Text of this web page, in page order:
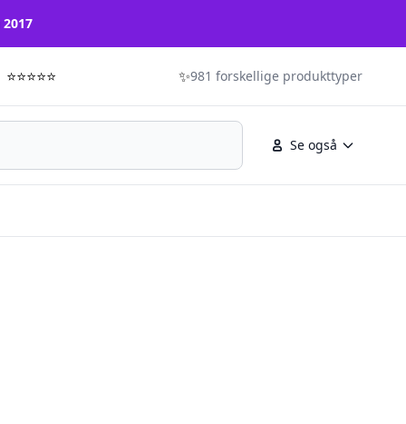
⭐⭐⭐⭐⭐ ✨981 forskellige produkttyper
Se også